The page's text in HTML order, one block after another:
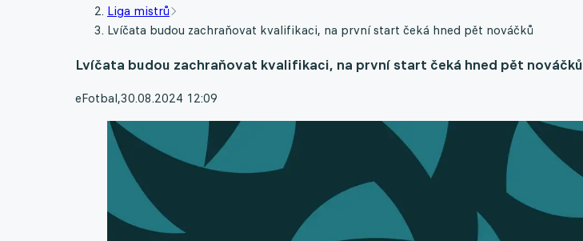
Liga mistrů
Lvíčata budou zachraňovat kvalifikaci, na první start čeká hned pět nováčků
Lvíčata budou zachraňovat kvalifikaci, na první start čeká hned pět nováčků
eFotbal,30.08.2024 12:09